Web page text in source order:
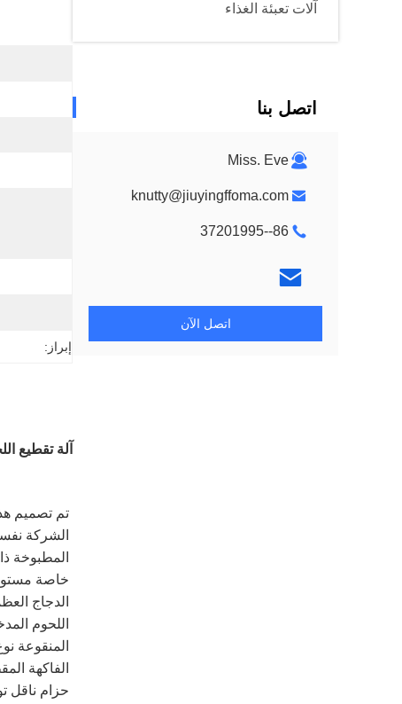
آلات تعبئة الغذاء
اتصل بنا
Miss. Eve
knutty@jiuyingffoma.com
86--37201995
اتصل الآن
إبراز:
آلة تقطيع
خاصة